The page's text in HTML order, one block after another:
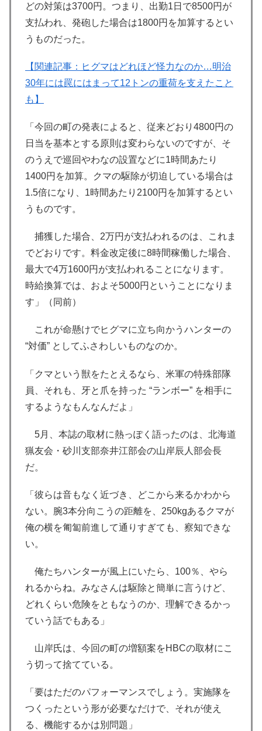
どの対策は3700円。つまり、出勤1日で8500円が
支払われ、発砲した場合は1800円を加算するとい
うものだった。
【関連記事：ヒグマはどれほど怪力なのか…明治
30年には罠にはまって12トンの重荷を支えたこと
も】
「今回の町の発表によると、従来どおり4800円の
日当を基本とする原則は変わらないのですが、そ
のうえで巡回やわなの設置などに1時間あたり
1400円を加算。クマの駆除が切迫している場合は
1.5倍になり、1時間あたり2100円を加算するとい
うものです。
捕獲した場合、2万円が支払われるのは、これま
でどおりです。料金改定後に8時間稼働した場合、
最大で4万1600円が支払われることになります。
時給換算では、およそ5000円ということになりま
す」（同前）
これが命懸けでヒグマに立ち向かうハンターの
“対価” としてふさわしいものなのか。
「クマという獣をたとえるなら、米軍の特殊部隊
員、それも、牙と爪を持った “ランボー” を相手に
するようなもんなんだよ」
5月、本誌の取材に熱っぽく語ったのは、北海道
猟友会・砂川支部奈井江部会の山岸辰人部会長
だ。
「彼らは音もなく近づき、どこから来るかわから
ない。腕3本分向こうの距離を、250kgあるクマが
俺の横を匍匐前進して通りすぎても、察知できな
い。
俺たちハンターが風上にいたら、100％、やら
れるからね。みなさんは駆除と簡単に言うけど、
どれくらい危険をともなうのか、理解できるかっ
ていう話でもある」
山岸氏は、今回の町の増額案をHBCの取材にこ
う切って捨てている。
「要はただのパフォーマンスでしょう。実施隊を
つくったという形が必要なだけで、それが使え
る、機能するかは別問題」